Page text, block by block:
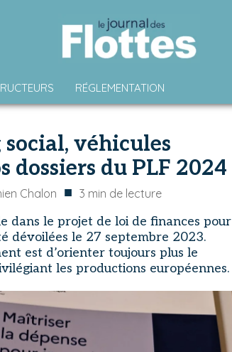
RÉGLEMENTATION
véhicules
dossiers du PLF 2024
Chalon ■ 3 min de lecture
dans le projet de loi de finances pour
dévoilées le 27 septembre 2023.
est d’orienter toujours plus le
les productions européennes.